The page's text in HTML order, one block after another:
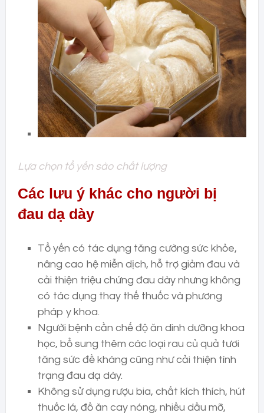
Lựa chọn tổ yến sào chất lượng
Các lưu ý khác cho người bị
đau dạ dày
Tổ yến có tác dụng tăng cường sức khỏe,
nâng cao hệ miễn dịch, hỗ trợ giảm đau và
cải thiện triệu chứng đau dày nhưng không
có tác dụng thay thế thuốc và phương
pháp y khoa.
Người bệnh cần chế độ ăn dinh dưỡng khoa
học, bổ sung thêm các loại rau củ quả tươi
tăng sức đề kháng cũng như cải thiện tình
trạng đau dạ dày.
Không sử dụng rượu bia, chất kích thích, hút
thuốc lá, đồ ăn cay nóng, nhiều dầu mỡ,